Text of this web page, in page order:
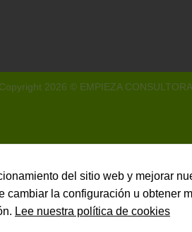
Copyright 2026 © EMPIEZA
del sitio web y mejorar
la configuración u obtener
Lee nuestra política de cookies
son